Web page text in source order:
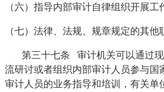
（六）指导内部审计自律组织开展工
（七）法律、法规、规章规定的其他
第三十七条 审计机关可以通过现
流研讨或者组织内部审计人员参与国
审计人员的业务指导和培训，有关单